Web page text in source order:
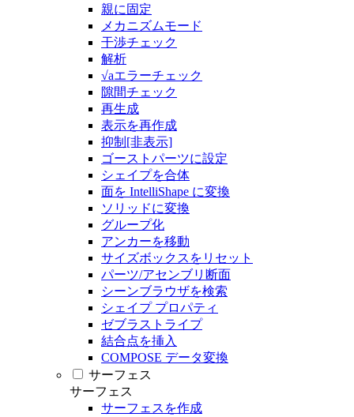
親に固定
メカニズムモード
干渉チェック
解析
√aエラーチェック
隙間チェック
再生成
表示を再作成
抑制[非表示]
ゴーストパーツに設定
シェイプを合体
面を IntelliShape に変換
ソリッドに変換
グループ化
アンカーを移動
サイズボックスをリセット
パーツ/アセンブリ断面
シーンブラウザを検索
シェイプ プロパティ
ゼブラストライプ
結合点を挿入
COMPOSE データ変換
サーフェス
サーフェス
サーフェスを作成